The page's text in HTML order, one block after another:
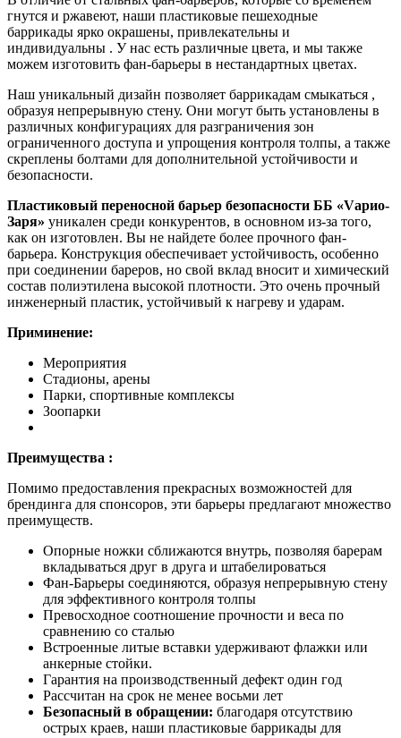
гнутся и ржавеют, наши пластиковые пешеходные
баррикады ярко окрашены, привлекательны и
индивидуальны . У нас есть различные цвета, и мы также
можем изготовить фан-барьеры в нестандартных цветах.
Наш уникальный дизайн позволяет баррикадам смыкаться ,
образуя непрерывную стену. Они могут быть установлены в
различных конфигурациях для разграничения зон
ограниченного доступа и упрощения контроля толпы, а также
скреплены болтами для дополнительной устойчивости и
безопасности.
Пластиковый переносной барьер безопасности ББ «Vарио-
Заря» уникален среди конкурентов, в основном из-за того,
как он изготовлен. Вы не найдете более прочного фан-
барьера. Конструкция обеспечивает устойчивость, особенно
при соединении бареров, но свой вклад вносит и химический
состав полиэтилена высокой плотности. Это очень прочный
инженерный пластик, устойчивый к нагреву и ударам.
Приминение:
Мероприятия
Стадионы, арены
Парки, спортивные комплексы
Зоопарки
Преимущества :
Помимо предоставления прекрасных возможностей для
брендинга для спонсоров, эти барьеры предлагают множество
преимуществ.
Опорные ножки сближаются внутрь, позволяя барерам
вкладываться друг в друга и штабелироваться
Фан-Барьеры соединяются, образуя непрерывную стену
для эффективного контроля толпы
Превосходное соотношение прочности и веса по
сравнению со сталью
Встроенные литые вставки удерживают флажки или
анкерные стойки.
Гарантия на производственный дефект один год
Рассчитан на срок не менее восьми лет
Безопасный в обращении: благодаря отсутствию
острых краев, наши пластиковые баррикады для